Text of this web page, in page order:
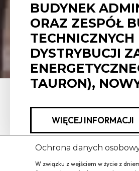
BUDYNEK
ORAZ ZESPÓŁ
TECHNICZNYCH
DYSTRYBUCJI
TAURON),
WIĘCEJ INFORMACJI
Ochrona danych
W związku z wejściem w życie z